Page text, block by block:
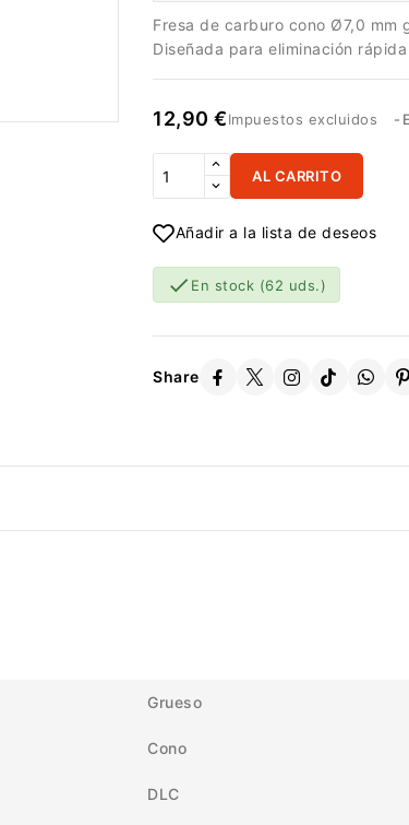
Fresa de carburo cono Ø7,0 mm
Diseñada para eliminación
12,90 €Impuestos excluidos
AL CARRITO
Añadir a la lista de deseos
 En stock (62 uds.)
Share
Grueso
Cono
DLC